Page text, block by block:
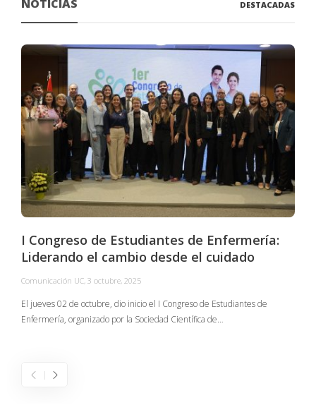
NOTICIAS DESTACADAS
I Congreso de Estudiantes de Enfermería:
Liderando el cambio desde el cuidado
Comunicación UC, 3 octubre, 2025
El jueves 02 de octubre, dio inicio el I Congreso de Estudiantes de
Enfermería, organizado por la Sociedad Científica de…